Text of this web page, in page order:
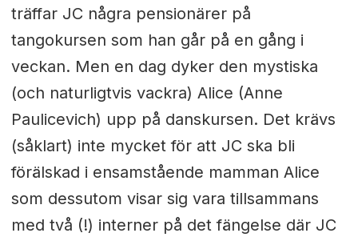
träffar JC några pensionärer på
tangokursen som han går på en gång i
veckan. Men en dag dyker den mystiska
(och naturligtvis vackra) Alice (Anne
Paulicevich) upp på danskursen. Det krävs
(såklart) inte mycket för att JC ska bli
förälskad i ensamstående mamman Alice
som dessutom visar sig vara tillsammans
med två (!) interner på det fängelse där JC